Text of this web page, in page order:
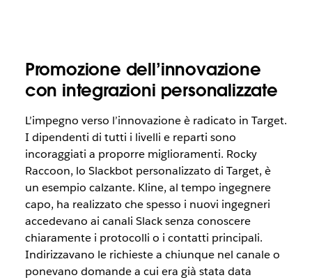
Promozione dell’innovazione
con integrazioni personalizzate
L’impegno verso l’innovazione è radicato in Target.
I dipendenti di tutti i livelli e reparti sono
incoraggiati a proporre miglioramenti. Rocky
Raccoon, lo Slackbot personalizzato di Target, è
un esempio calzante. Kline, al tempo ingegnere
capo, ha realizzato che spesso i nuovi ingegneri
accedevano ai canali Slack senza conoscere
chiaramente i protocolli o i contatti principali.
Indirizzavano le richieste a chiunque nel canale o
ponevano domande a cui era già stata data